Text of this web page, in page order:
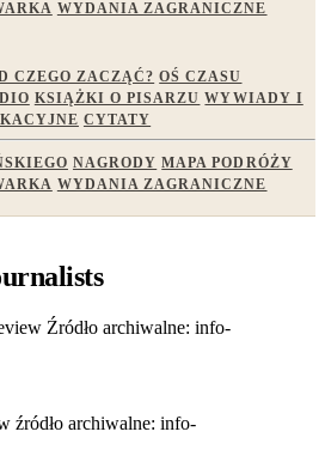
WYDANIA ZAGRANICZNE
CZEGO ZACZĄĆ? OŚ CZASU
KSIĄŻKI O PISARZU WYWIADY I
CYTATY
NAGRODY MAPA PODRÓŻY
WYDANIA ZAGRANICZNE
Źródło archiwalne: info-
źródło archiwalne: info-